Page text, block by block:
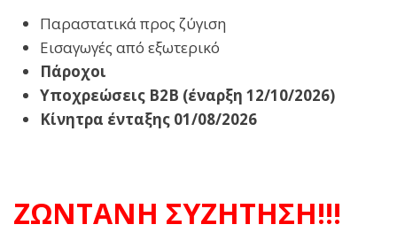
Παραστατικά προς ζύγιση
Εισαγωγές από εξωτερικό
Πάροχοι
Υποχρεώσεις B2B (έναρξη 12/10/2026)
Κίνητρα ένταξης 01/08/2026
ΖΩΝΤΑΝΗ ΣΥΖΗΤΗΣΗ!!!